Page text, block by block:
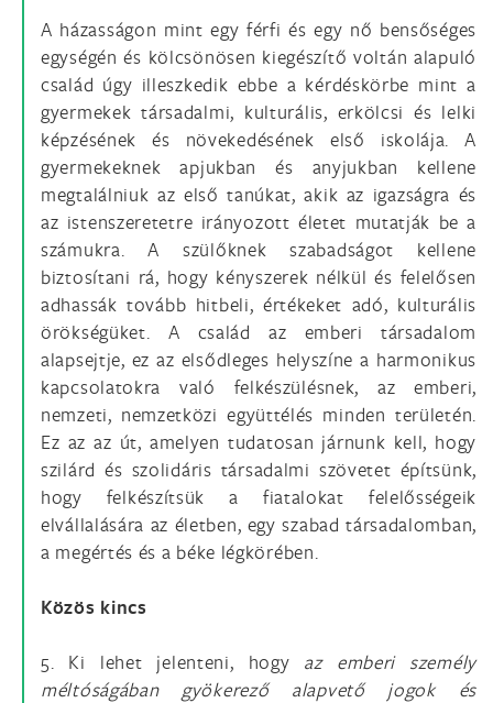
A házasságon mint egy férfi és egy nő bensőséges
egységén és kölcsönösen kiegészítő voltán alapuló
család úgy illeszkedik ebbe a kérdéskörbe mint a
gyermekek társadalmi, kulturális, erkölcsi és lelki
képzésének és növekedésének első iskolája. A
gyermekeknek apjukban és anyjukban kellene
megtalálniuk az első tanúkat, akik az igazságra és
az istenszeretetre irányozott életet mutatják be a
számukra. A szülőknek szabadságot kellene
biztosítani rá, hogy kényszerek nélkül és felelősen
adhassák tovább hitbeli, értékeket adó, kulturális
örökségüket. A család az emberi társadalom
alapsejtje, ez az elsődleges helyszíne a harmonikus
kapcsolatokra való felkészülésnek, az emberi,
nemzeti, nemzetközi együttélés minden területén.
Ez az az út, amelyen tudatosan járnunk kell, hogy
szilárd és szolidáris társadalmi szövetet építsünk,
hogy felkészítsük a fiatalokat felelősségeik
elvállalására az életben, egy szabad társadalomban,
a megértés és a béke légkörében.
Közös kincs
5. Ki lehet jelenteni, hogy az emberi személy
méltóságában gyökerező alapvető jogok és